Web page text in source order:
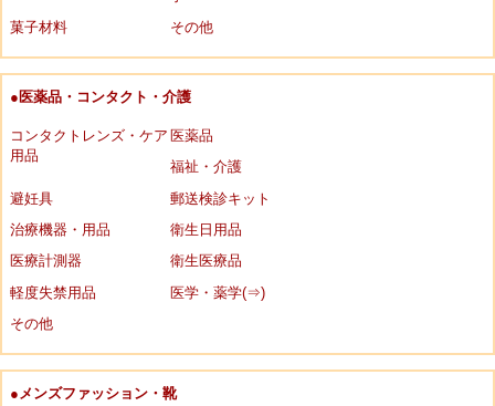
菓子材料
その他
●医薬品・コンタクト・介護
コンタクトレンズ・ケア
用品
医薬品
福祉・介護
避妊具
郵送検診キット
治療機器・用品
衛生日用品
医療計測器
衛生医療品
軽度失禁用品
医学・薬学(⇒)
その他
●メンズファッション・靴